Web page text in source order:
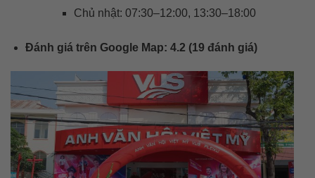
Chủ nhật: 07:30–12:00, 13:30–18:00
Đánh giá trên Google Map: 4.2 (19 đánh giá)